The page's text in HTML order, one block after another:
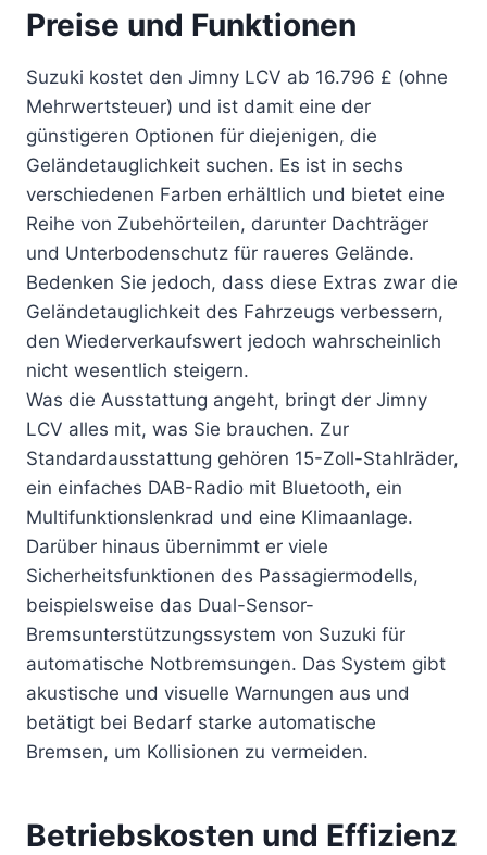
Preise und Funktionen
Suzuki kostet den Jimny LCV ab 16.796 £ (ohne
Mehrwertsteuer) und ist damit eine der
günstigeren Optionen für diejenigen, die
Geländetauglichkeit suchen. Es ist in sechs
verschiedenen Farben erhältlich und bietet eine
Reihe von Zubehörteilen, darunter Dachträger
und Unterbodenschutz für raueres Gelände.
Bedenken Sie jedoch, dass diese Extras zwar die
Geländetauglichkeit des Fahrzeugs verbessern,
den Wiederverkaufswert jedoch wahrscheinlich
nicht wesentlich steigern.
Was die Ausstattung angeht, bringt der Jimny
LCV alles mit, was Sie brauchen. Zur
Standardausstattung gehören 15-Zoll-Stahlräder,
ein einfaches DAB-Radio mit Bluetooth, ein
Multifunktionslenkrad und eine Klimaanlage.
Darüber hinaus übernimmt er viele
Sicherheitsfunktionen des Passagiermodells,
beispielsweise das Dual-Sensor-
Bremsunterstützungssystem von Suzuki für
automatische Notbremsungen. Das System gibt
akustische und visuelle Warnungen aus und
betätigt bei Bedarf starke automatische
Bremsen, um Kollisionen zu vermeiden.
Betriebskosten und Effizienz